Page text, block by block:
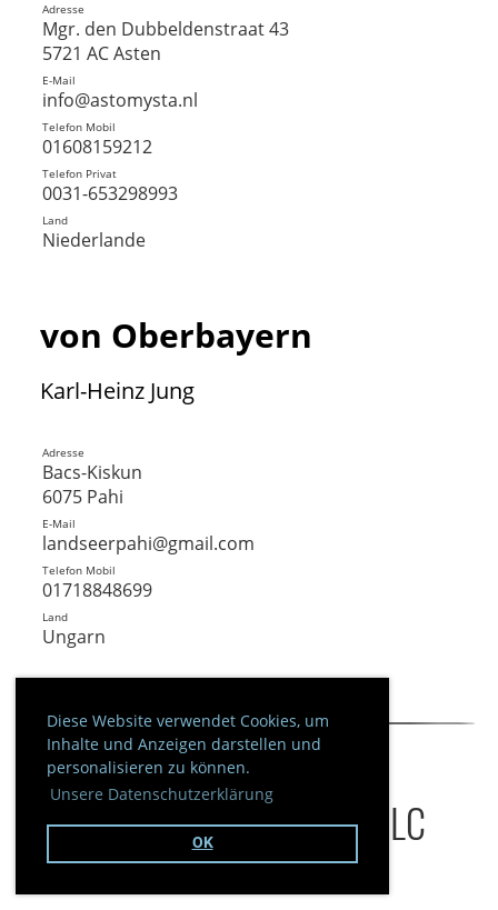
Diese Website verwendet Cookies, um
Inhalte und Anzeigen darstellen und
personalisieren zu können.
Unsere Datenschutzerklärung
OK
Adresse
Mgr. den Dubbeldenstraat 43
5721 AC Asten
E-Mail
info@astomysta.nl
Telefon Mobil
01608159212
Telefon Privat
0031-653298993
Land
Niederlande
von Oberbayern
Karl-Heinz Jung
Adresse
Bacs-Kiskun
6075 Pahi
E-Mail
landseerpahi@gmail.com
Telefon Mobil
01718848699
Land
Ungarn
Ruhende Zuchtstätten im DLC